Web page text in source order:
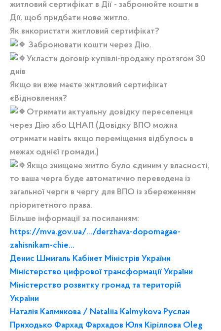
житловий сертифікат в Дії - забронюйте кошти в
Дії, щоб придбати нове житло.
Як використати житловий сертифікат?
Забронювати кошти через Дію.
Укласти договір купівлі-продажу протягом 30
днів
Якщо ви вже маєте житловий сертифікат
єВідновлення?
Отримати актуальну довідку переселенця
через Дію або ЦНАП (Довідку ВПО можна
отримати навіть якщо переміщення відбулось в
межах однієї громади.)
Якщо знищене житло було єдиним у власності,
то ваша черга буде автоматично переведена із
загальної черги в чергу для ВПО із збереженням
пріоритетного права.
Більше інформації за посиланням:
https://mva.gov.ua/.../derzhava-dopomagae-
zahisnikam-chie...
Денис Шмигаль Кабінет Міністрів України
Міністерство цифрової трансформації України
Міністерство розвитку громад та територій
України
Наталія Калмикова / Nataliia Kalmykova Руслан
Приходько Фархад Фархадов Юля Кіріллова Oleg